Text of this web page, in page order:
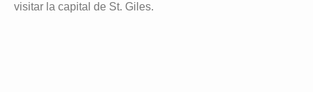
visitar la capital de St. Giles.